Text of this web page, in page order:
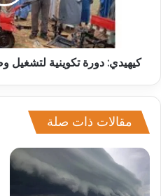
كيهيدي: دورة تكوينية لتشغيل
مقالات ذات صلة